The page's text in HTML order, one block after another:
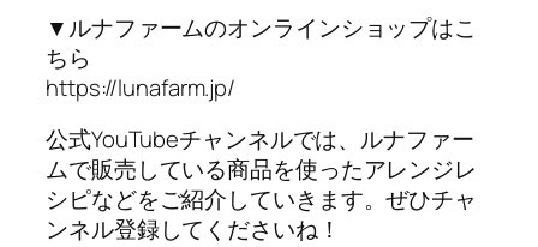
▼ルナファームのオンラインショップはこ
ちら
https://lunafarm.jp/
公式YouTubeチャンネルでは、ルナファー
ムで販売している商品を使ったアレンジレ
シピなどをご紹介していきます。ぜひチャ
ンネル登録してくださいね！